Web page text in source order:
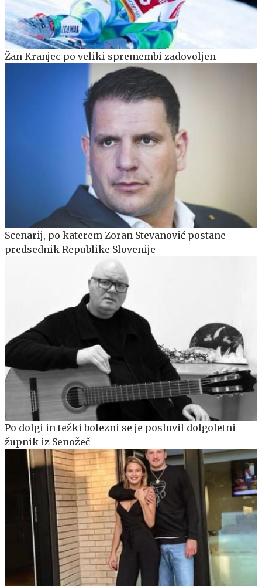
Žan Kranjec po veliki spremembi zadovoljen
Scenarij, po katerem Zoran Stevanović postane
predsednik Republike Slovenije
Po dolgi in težki bolezni se je poslovil dolgoletni
župnik iz Senožeč